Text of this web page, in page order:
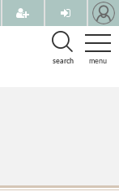
menu
search